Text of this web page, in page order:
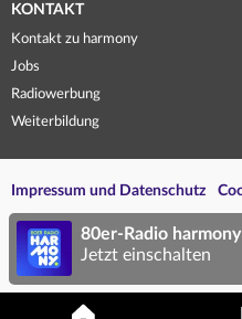
KONTAKT
Kontakt zu harmony
Jobs
Radiowerbung
Weiterbildung
Impressum und Datenschutz
80er-Radio harmony
Jetzt einschalten